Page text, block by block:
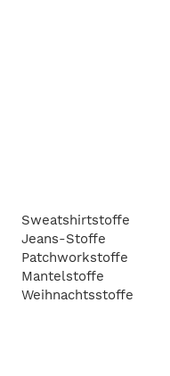
Sweatshirtstoffe
Jeans-Stoffe
Patchworkstoffe
Mantelstoffe
Weihnachtsstoffe